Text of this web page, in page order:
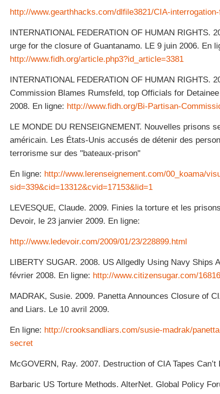
http://www.gearthhacks.com/dlfile3821/CIA-
INTERNATIONAL FEDERATION OF HUMAN RIGHTS.
urge for the closure of Guantanamo. LE 9 juin 2006. En
http://www.fidh.org/article.php3?id_article=3381
INTERNATIONAL FEDERATION OF HUMAN RIGHTS.
Commission Blames Rumsfeld, top Officials for
2008. En ligne: http://www.fidh.org/Bi-Partisan-
LE MONDE DU RENSEIGNEMENT. Nouvelles prisons
américain. Les États-Unis accusés de détenir des
terrorisme sur des "bateaux-prison"
En ligne: http://www.lerenseignement.com/00_koama/
sid=339&cid=13312&cvid=17153&lid=1
LEVESQUE, Claude. 2009. Finies la torture et les
Devoir, le 23 janvier 2009. En ligne:
http://www.ledevoir.com/2009/01/23/228899.html
LIBERTY SUGAR. 2008. US Allgedly Using Navy Ships
février 2008. En ligne: http://www.citizensugar.com/
MADRAK, Susie. 2009. Panetta Announces Closure of
and Liars. Le 10 avril 2009.
En ligne: http://crooksandliars.com/susie-madrak/
secret
McGOVERN, Ray. 2007. Destruction of CIA Tapes Can’t
Barbaric US Torture Methods. AlterNet. Global Policy